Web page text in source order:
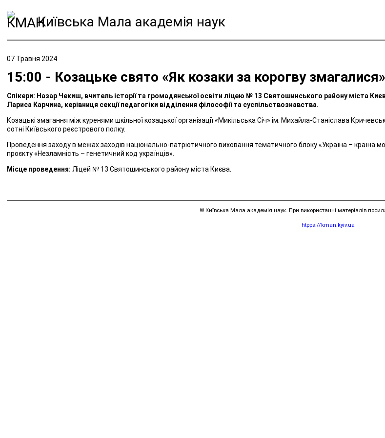
Київська Мала академія наук
07 Травня 2024
15:00 - Козацьке свято «Як козаки за корогву змагалися»
Спікери: Назар Чекиш, вчитель історії та громадянської освіти ліцею № 13 Святошинського району міста
Лариса Карчина, керівниця секції педагогіки відділення філософії та суспільствознавства.
Козацькі змагання між куренями шкільної козацької організації «Микільська Січ» ім. Михайла-Станіслава
сотні Київського реєстрового полку.
Проведення заходу в межах заходів національно-патріотичного виховання тематичного блоку «Україна – країна
проєкту «Незламність – генетичний код українців».
Місце проведення: Ліцей № 13 Святошинського району міста Києва.
© Київська Мала академія наук. При використанні матеріалів
htpps://kman.kyiv.ua